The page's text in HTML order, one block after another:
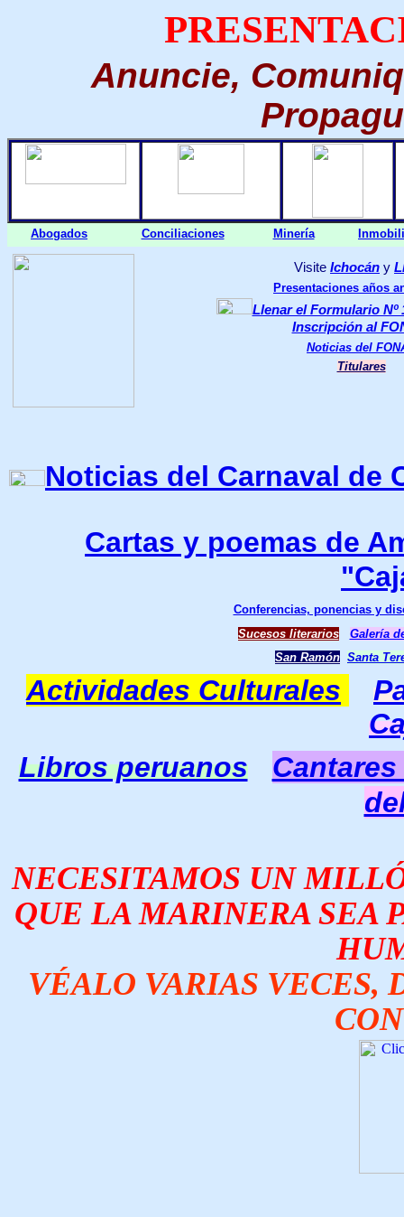
Anuncie,
Abogados Conciliaciones Minería
Visite Ichocán y
Presentaciones años
Llenar el Formulario Nº
Inscripción al
Noticias del
Titulares
Noticias del Carnaval de
Cartas y poemas de
Conferencias, ponencias y
Sucesos literarios
Galería
San Ramón Santa
Actividades Culturales
Libros peruanos
NECESITAMOS UN
QUE LA MARINERA SEA
VÉALO VARIAS VECES,